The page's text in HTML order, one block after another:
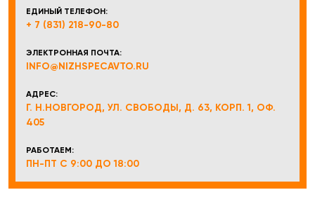
ЕДИНЫЙ ТЕЛЕФОН:
+ 7 (831) 218-90-80
ЭЛЕКТРОННАЯ ПОЧТА:
INFO@NIZHSPECAVTO.RU
АДРЕС:
Г. Н.НОВГОРОД, УЛ. СВОБОДЫ, Д. 63, КОРП. 1, ОФ.
405
РАБОТАЕМ:
ПН-ПТ С 9:00 ДО 18:00